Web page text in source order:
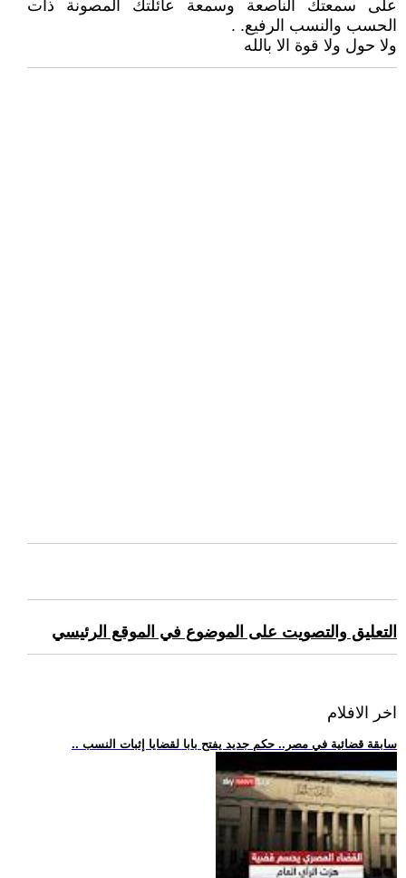
على سمعتك الناصعة وسمعة عائلتك المصونة ذات
الحسب والنسب الرفيع. .
ولا حول ولا قوة الا بالله
التعليق والتصويت على الموضوع في الموقع الرئيسي
اخر الافلام
.. سابقة قضائية في مصر.. حكم جديد يفتح بابا لقضايا إثبات النسب